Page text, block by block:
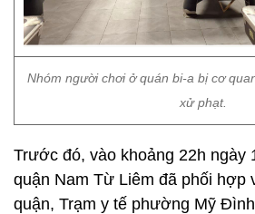
Nhóm người chơi ở quán bi-a bị cơ
xử phạt.
Trước đó, vào khoảng 22h ngày
quận Nam Từ Liêm đã phối hợp
quận, Trạm y tế phường Mỹ